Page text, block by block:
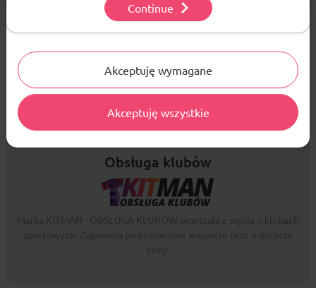
Sprzedaż hurtowa
Platforma B2B zapewnia profesjonalną obsługę biznesową i
najlepsze ceny dla odbiorców hurtowych.
Obsługa klubów
Akceptuję wymagane
Akceptuję wszystkie
Continue